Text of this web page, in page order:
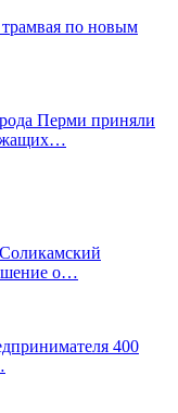
по новым
Перми приняли
о…
400